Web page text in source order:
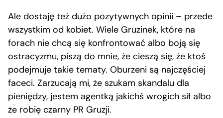
Ale dostaję też dużo pozytywnych opinii – przede
wszystkim od kobiet. Wiele Gruzinek, które na
forach nie chcą się konfrontować albo boją się
ostracyzmu, piszą do mnie, że cieszą się, że ktoś
podejmuje takie tematy. Oburzeni są najczęściej
faceci. Zarzucają mi, że szukam skandalu dla
pieniędzy, jestem agentką jakichś wrogich sił albo
że robię czarny PR Gruzji.